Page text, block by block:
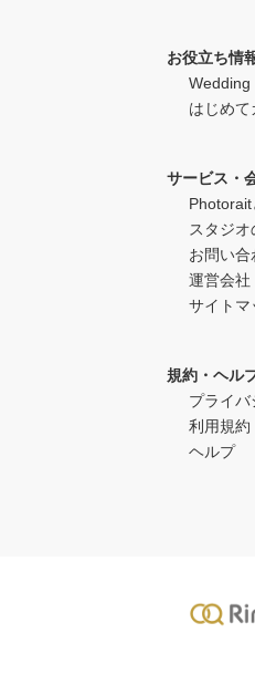
お役立ち情
Wedding
はじめて
サービス・
Photorait
スタジ
お問い合
運営会社
サイトマ
規約・ヘル
プライバ
利用規約
ヘルプ